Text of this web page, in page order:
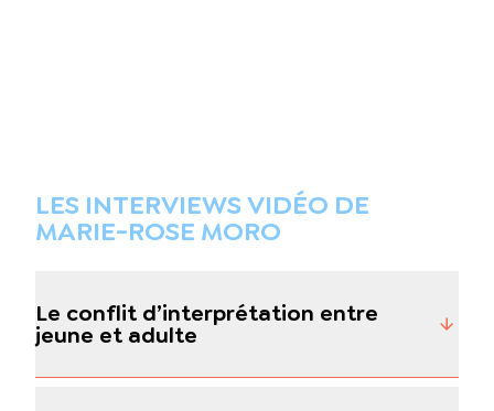
LES INTERVIEWS VIDÉO DE
MARIE-ROSE MORO
Le conflit d’interprétation entre
jeune et adulte